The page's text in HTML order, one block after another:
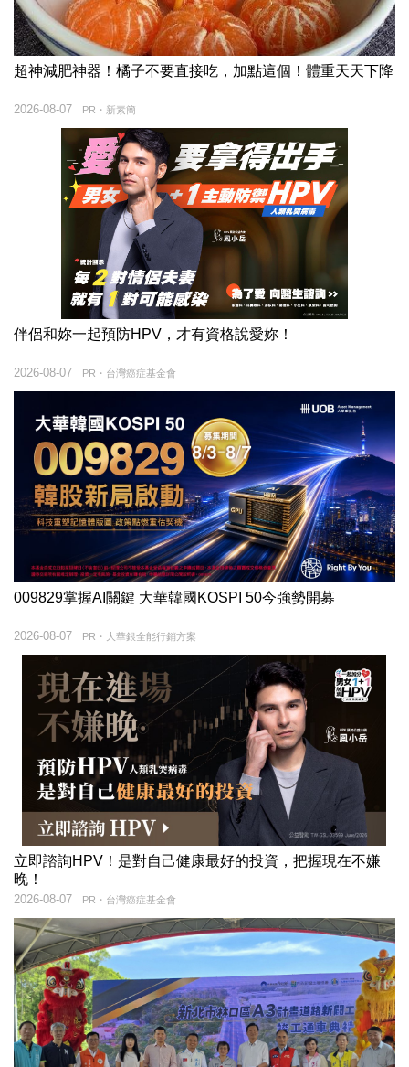
超神減肥神器！橘子不要直接吃，加點這個！體重天天下降
PR・新素簡
2026-08-07
伴侶和妳一起預防HPV，才有資格說愛妳！
PR・台灣癌症基金會
2026-08-07
009829掌握AI關鍵 大華韓國KOSPI 50今強勢開募
PR・大華銀全能行銷方案
2026-08-07
立即諮詢HPV！是對自己健康最好的投資，把握現在不嫌
晚！
PR・台灣癌症基金會
2026-08-07